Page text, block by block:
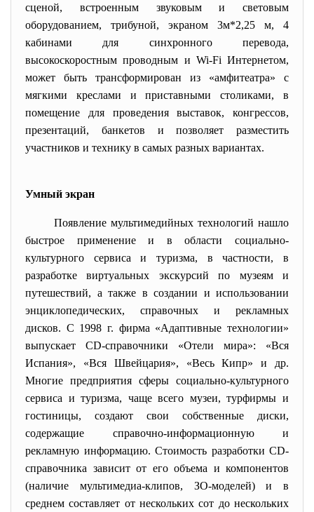
сценой, встроенным звуковым и световым
оборудованием, трибуной, экраном 3м*2,25 м, 4
кабинами для синхронного перевода,
высокоскоростным проводным и Wi-Fi Интернетом,
может быть трансформирован из «амфитеатра» с
мягкими креслами и приставными столиками, в
помещение для проведения выставок, конгрессов,
презентаций, банкетов и позволяет разместить
участников и технику в самых разных вариантах.
Умный экран
Появление мультимедийных технологий нашло
быстрое применение и в области социально-
культурного сервиса и туризма, в частности, в
разработке виртуальных экскурсий по музеям и
путешествий, а также в создании и использовании
энциклопедических, справочных и рекламных
дисков. С 1998 г. фирма «Адаптивные технологии»
выпускает CD-справочники «Отели мира»: «Вся
Испания», «Вся Швейцария», «Весь Кипр» и др.
Многие предприятия сферы социально-культурного
сервиса и туризма, чаще всего музеи, турфирмы и
гостиницы, создают свои собственные диски,
содержащие справочно-информационную и
рекламную информацию. Стоимость разработки CD-
справочника зависит от его объема и компонентов
(наличие мультимедиа-клипов, ЗО-моделей) и в
среднем составляет от нескольких сот до нескольких